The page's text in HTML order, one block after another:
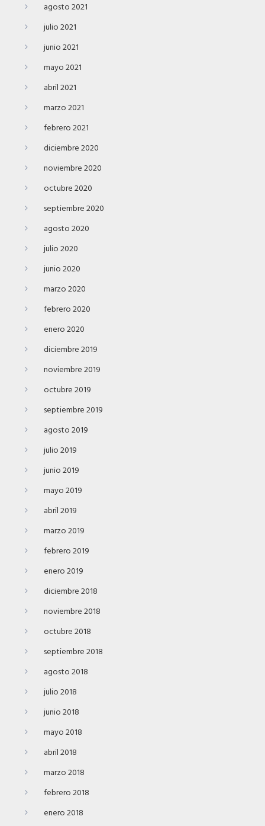
agosto 2021
julio 2021
junio 2021
mayo 2021
abril 2021
marzo 2021
febrero 2021
diciembre 2020
noviembre 2020
octubre 2020
septiembre 2020
agosto 2020
julio 2020
junio 2020
marzo 2020
febrero 2020
enero 2020
diciembre 2019
noviembre 2019
octubre 2019
septiembre 2019
agosto 2019
julio 2019
junio 2019
mayo 2019
abril 2019
marzo 2019
febrero 2019
enero 2019
diciembre 2018
noviembre 2018
octubre 2018
septiembre 2018
agosto 2018
julio 2018
junio 2018
mayo 2018
abril 2018
marzo 2018
febrero 2018
enero 2018